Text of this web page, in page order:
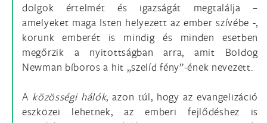
dolgok értelmét és igazságát megtalálja –
amelyeket maga Isten helyezett az ember szívébe -,
korunk emberét is mindig és minden esetben
megőrzik a nyitottságban arra, amit Boldog
Newman bíboros a hit „szelíd fény”-ének nevezett.
A közösségi hálók, azon túl, hogy az evangelizáció
eszközei lehetnek, az emberi fejlődéshez is